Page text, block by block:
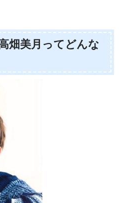
畑美月ってどんな